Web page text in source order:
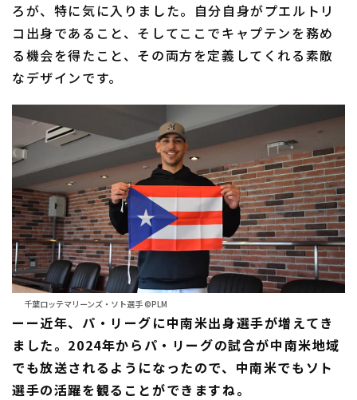
ろが、特に気に入りました。自分自身がプエルトリ
コ出身であること、そしてここでキャプテンを務め
る機会を得たこと、その両方を定義してくれる素敵
なデザインです。
千葉ロッテマリーンズ・ソト選手 ©PLM
ーー近年、パ・リーグに中南米出身選手が増えてき
ました。2024年からパ・リーグの試合が中南米地域
でも放送されるようになったので、中南米でもソト
選手の活躍を観ることができますね。